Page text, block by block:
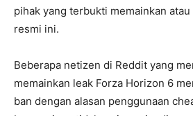
pihak yang terbukti memainkan
resmi ini.
Beberapa netizen di Reddit yang
memainkan leak Forza Horizon 6
ban dengan alasan penggunaan